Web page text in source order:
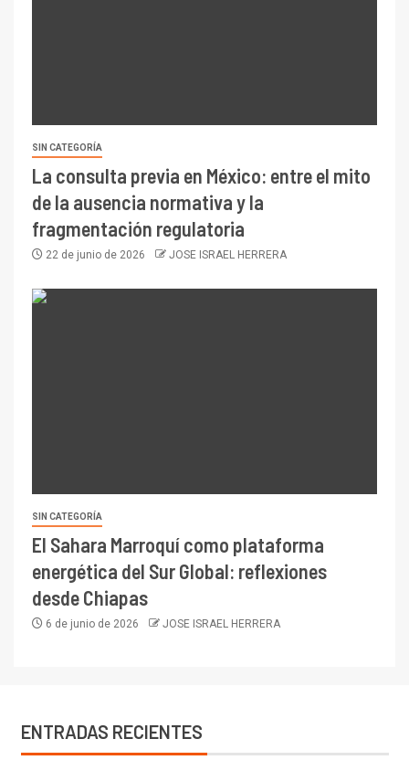
SIN CATEGORÍA
La consulta previa en México: entre el mito
de la ausencia normativa y la
fragmentación regulatoria
22 de junio de 2026 JOSE ISRAEL HERRERA
SIN CATEGORÍA
El Sahara Marroquí como plataforma
energética del Sur Global: reflexiones
desde Chiapas
6 de junio de 2026 JOSE ISRAEL HERRERA
ENTRADAS RECIENTES